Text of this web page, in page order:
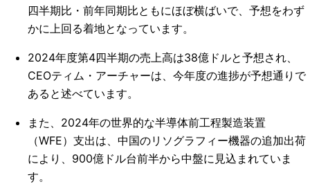
四半期比・前年同期比ともにほぼ横ばいで、予想をわず
かに上回る着地となっています。
2024年度第4四半期の売上高は38億ドルと予想され、
CEOティム・アーチャーは、今年度の進捗が予想通りで
あると述べています。
また、2024年の世界的な半導体前工程製造装置
（WFE）支出は、中国のリソグラフィー機器の追加出荷
により、900億ドル台前半から中盤に見込まれていま
す。